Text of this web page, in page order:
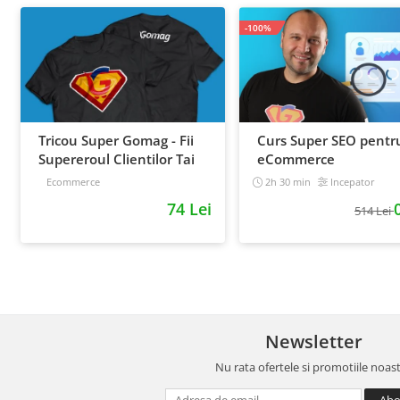
Tricou Super Gomag - Fii
Supereroul Clientilor Tai
Ecommerce
74 Lei
Curs Super SEO
eCommerce
2h 30 min Incepator
514 Lei
-100%
Newsletter
Nu rata ofertele si promotiile